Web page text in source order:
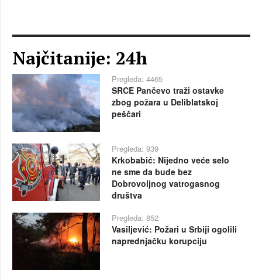
Najčitanije: 24h
Pregleda: 4465
SRCE Pančevo traži ostavke
zbog požara u Deliblatskoj
peščari
Pregleda: 939
Krkobabić: Nijedno veće selo
ne sme da bude bez
Dobrovoljnog vatrogasnog
društva
Pregleda: 852
Vasiljević: Požari u Srbiji ogolili
naprednjačku korupciju